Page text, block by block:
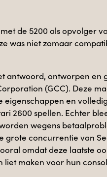
de 5200 als opvolger
was niet zomaar
antwoord, ontworpen en
(GCC). Deze
eigenschappen en
2600 spellen. Echter
wegens
grote concurrentie van
omdat deze laatste
liet maken voor hun